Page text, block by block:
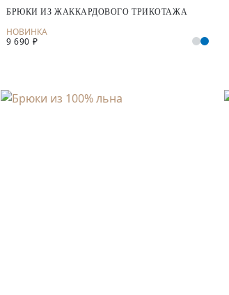
БРЮКИ ИЗ ЖАККАРДОВОГО ТРИКОТАЖА
9 690 ₽